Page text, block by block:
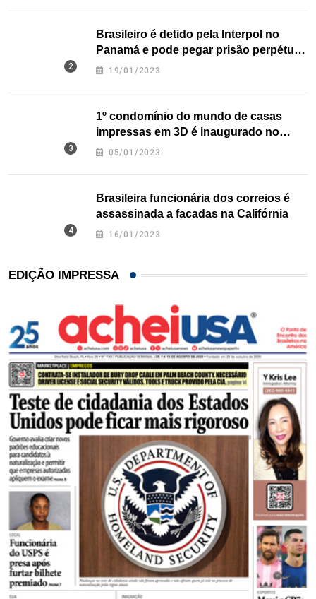
Brasileiro é detido pela Interpol no
Panamá e pode pegar prisão perpétua
nos EUA
19/01/2023
1º condomínio do mundo de casas
impressas em 3D é inaugurado no
Texas
05/01/2023
Brasileira funcionária dos correios é
assassinada a facadas na Califórnia
16/01/2023
EDIÇÃO IMPRESSA